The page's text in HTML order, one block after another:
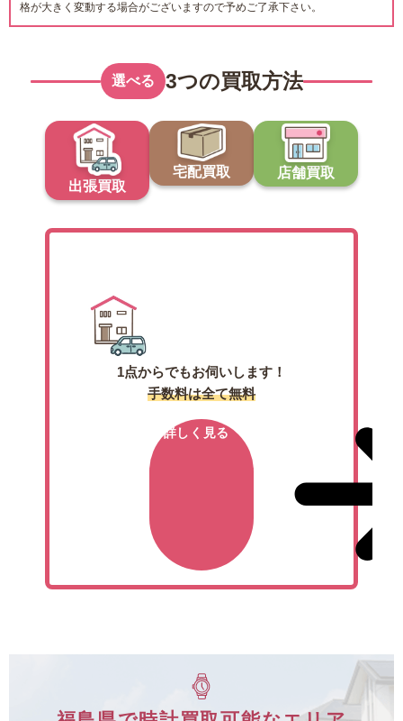
格が大きく変動する場合がございますので予めご了承下さい。
選べる 3つの買取方法
出張買取
宅配買取 店舗買取
1点からでもお伺いします！
手数料は全て無料
詳しく見る